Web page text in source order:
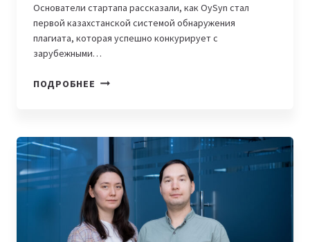
Основатели стартапа рассказали, как OySyn стал
первой казахстанской системой обнаружения
плагиата, которая успешно конкурирует с
зарубежными…
ПОДРОБНЕЕ OYSYN
СИСТЕМА
ПОДТВЕРЖДЕНИЯ
ОРИГИНАЛЬНОСТИ